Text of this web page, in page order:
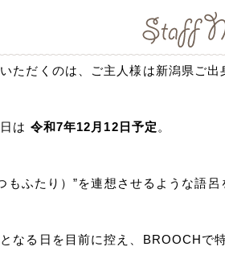
ただくのは、ご主人様は新潟県ご
は 令和7年12月12日予定。
もふたり）”を連想させるような語
なる日を目前に控え、BROOCHで